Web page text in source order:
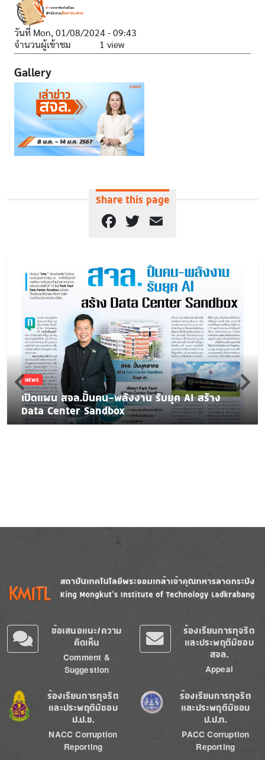
วันที่ Mon, 01/08/2024 - 09:43
จำนวนผู้เข้าชม
1 view
Gallery
Share this page
Facebook
Twitter
NEWS
เปิดแผน สจล.ปั้นคน-พลังงาน รับยุค AI สร้าง
Data Center Sandbox
Image
ข้อเสนอแนะ/ความ
คิดเห็น
Comment &
Suggestion
ร้องเรียนการทุจริต
และประพฤติมิชอบ
สจล.
Appeal
Image
ร้องเรียนการทุจริต
และประพฤติมิชอบ
ป.ป.ช.
NACC Corruption
Reporting
Image
ร้องเรียนการทุจริต
และประพฤติมิชอบ
ป.ป.ท.
PACC Corruption
Reporting